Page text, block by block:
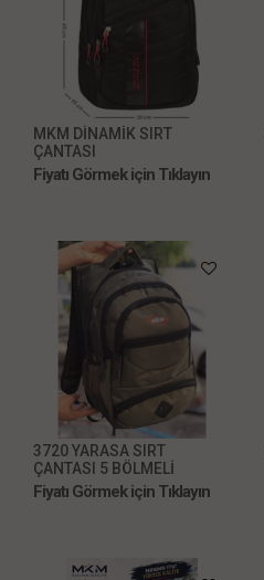
MKM DİNAMİK SIRT
ÇANTASI
Fiyatı Görmek için Tıklayın
3720 YARASA SIRT
ÇANTASI 5 BÖLMELİ
Fiyatı Görmek için Tıklayın